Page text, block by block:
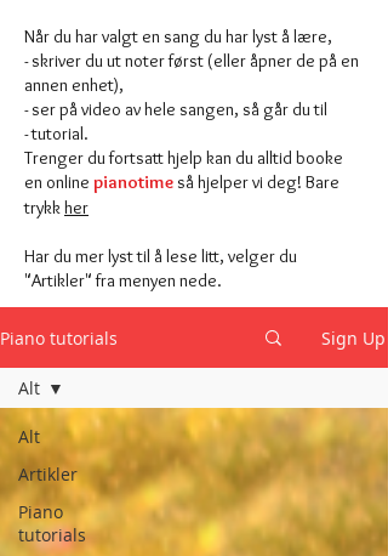
Når du har valgt en sang du har lyst å lære,
- skriver du ut noter først (eller åpner de på en
annen enhet),
- ser på video av hele sangen, så går du til
- tutorial.
Trenger du fortsatt hjelp kan du alltid booke
en online pianotime så hjelper vi deg! Bare
trykkher
Har du mer lyst til å lese litt, velger du
"Artikler" fra menyen nede.
Piano tutorials Sign Up
Alt
Artikler
Piano
tutorials
Alt